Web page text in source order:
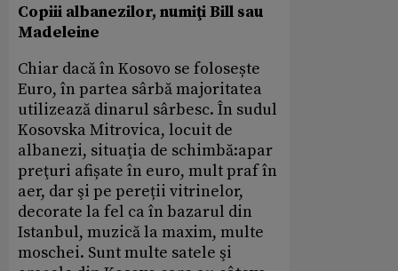
Copiii albanezilor, numiţi Bill sau
Madeleine
Chiar dacă în Kosovo se folosește
Euro, în partea sârbă majoritatea
utilizează dinarul sârbesc. În sudul
Kosovska Mitrovica, locuit de
albanezi, situaţia de schimbă:apar
preţuri afișate în euro, mult praf în
aer, dar şi pe pereții vitrinelor,
decorate la fel ca în bazarul din
Istanbul, muzică la maxim, multe
moschei. Sunt multe satele şi